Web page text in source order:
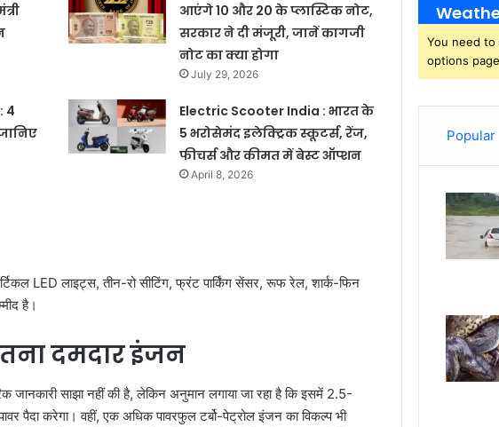
आएंगे 10 और 20 के प्लास्टिक नोट,
सरकार ने दी मंजूरी, जानें कागजी
नोट का क्या होगा
July 29, 2026
4
Electric Scooter India : भारत के
5 भरोसेमंद इलेक्ट्रिक स्कूटर्स, रेंज,
फीचर्स और कीमत में बेस्ट ऑप्शन
April 8, 2026
LED लाइट्स, तीन-रो सीटिंग, फ्रंट पार्किंग सेंसर, रूफ रेल, शार्क-फिन
है।
दमदार इंजन
जानकारी साझा नहीं की है, लेकिन अनुमान लगाया जा रहा है कि इसमें 2.5-
पैदा करेगा। वहीं, एक अधिक पावरफुल टर्बो-पेट्रोल इंजन का विकल्प भी
You need to
options
Popular